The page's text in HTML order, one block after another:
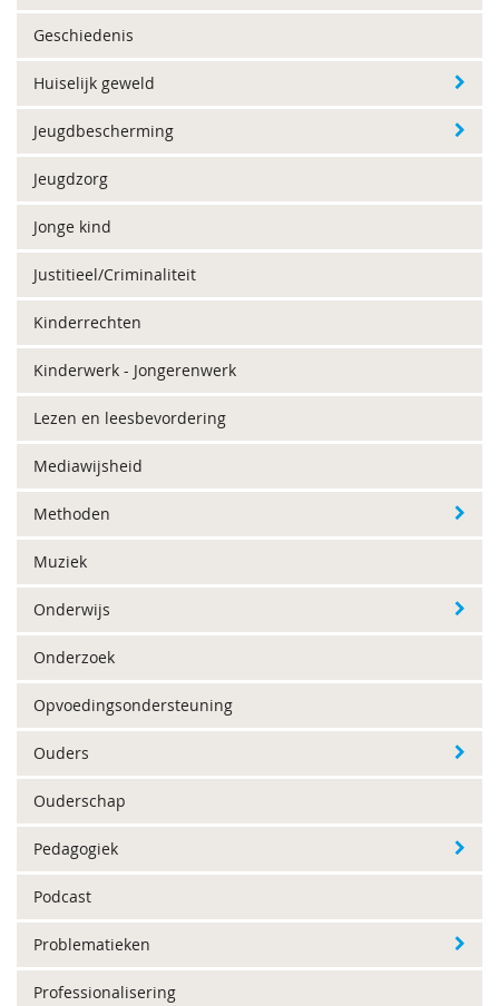
Geschiedenis
Huiselijk geweld
Jeugdbescherming
Jeugdzorg
Jonge kind
Justitieel/Criminaliteit
Kinderrechten
Kinderwerk - Jongerenwerk
Lezen en leesbevordering
Mediawijsheid
Methoden
Muziek
Onderwijs
Onderzoek
Opvoedingsondersteuning
Ouders
Ouderschap
Pedagogiek
Podcast
Problematieken
Professionalisering